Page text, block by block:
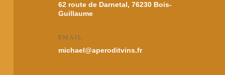
62 route de Darnetal, 76230 Bois-
Guillaume
EMAIL
michael@aperoditvins.fr